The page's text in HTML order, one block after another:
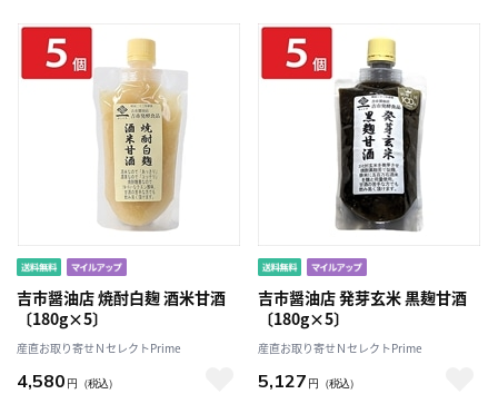
吉市醤油店 焼酎白麹 酒米甘酒
〔180g×5〕
産直お取り寄せＮセレクトPrime
4,580 円 （税込）
吉市醤油店 発芽玄米 黒麹甘酒
〔180g×5〕
産直お取り寄せＮセレクトPrime
5,127 円 （税込）